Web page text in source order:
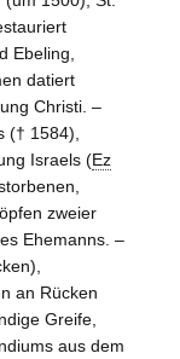
Ebeling,
datiert
Christi. –
(† 1584),
Israels (Ez
zweier
Ehemanns. –
),
an Rücken
Greife,
aus dem